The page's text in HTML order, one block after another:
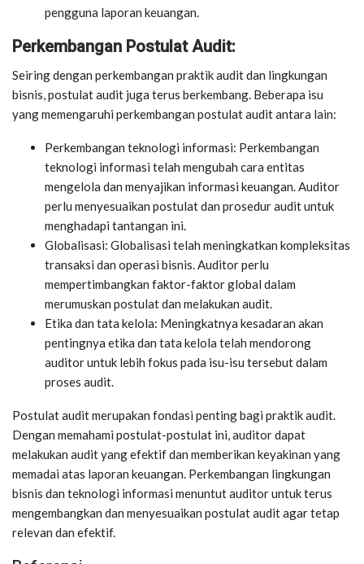
pengguna laporan keuangan.
Perkembangan Postulat Audit:
Seiring dengan perkembangan praktik audit dan lingkungan
bisnis, postulat audit juga terus berkembang. Beberapa isu
yang memengaruhi perkembangan postulat audit antara lain:
Perkembangan teknologi informasi: Perkembangan
teknologi informasi telah mengubah cara entitas
mengelola dan menyajikan informasi keuangan. Auditor
perlu menyesuaikan postulat dan prosedur audit untuk
menghadapi tantangan ini.
Globalisasi: Globalisasi telah meningkatkan kompleksitas
transaksi dan operasi bisnis. Auditor perlu
mempertimbangkan faktor-faktor global dalam
merumuskan postulat dan melakukan audit.
Etika dan tata kelola: Meningkatnya kesadaran akan
pentingnya etika dan tata kelola telah mendorong
auditor untuk lebih fokus pada isu-isu tersebut dalam
proses audit.
Postulat audit merupakan fondasi penting bagi praktik audit.
Dengan memahami postulat-postulat ini, auditor dapat
melakukan audit yang efektif dan memberikan keyakinan yang
memadai atas laporan keuangan. Perkembangan lingkungan
bisnis dan teknologi informasi menuntut auditor untuk terus
mengembangkan dan menyesuaikan postulat audit agar tetap
relevan dan efektif.